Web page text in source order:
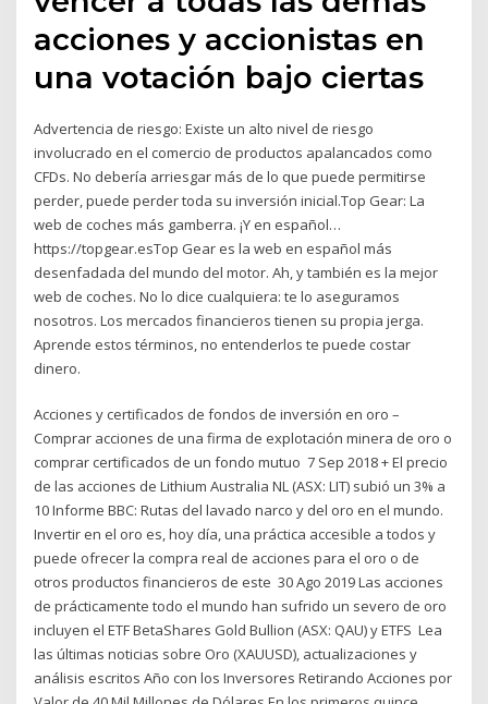
acciones y accionistas en
una votación bajo ciertas
Advertencia de riesgo: Existe un alto nivel de riesgo
involucrado en el comercio de productos apalancados como
CFDs. No debería arriesgar más de lo que puede permitirse
perder, puede perder toda su inversión inicial.Top Gear: La
web de coches más gamberra. ¡Y en español…
https://topgear.esTop Gear es la web en español más
desenfadada del mundo del motor. Ah, y también es la mejor
web de coches. No lo dice cualquiera: te lo aseguramos
nosotros. Los mercados financieros tienen su propia jerga.
Aprende estos términos, no entenderlos te puede costar
dinero.
Acciones y certificados de fondos de inversión en oro –
Comprar acciones de una firma de explotación minera de oro o
comprar certificados de un fondo mutuo 7 Sep 2018 + El precio
de las acciones de Lithium Australia NL (ASX: LIT) subió un 3% a
10 Informe BBC: Rutas del lavado narco y del oro en el mundo.
Invertir en el oro es, hoy día, una práctica accesible a todos y
puede ofrecer la compra real de acciones para el oro o de
otros productos financieros de este 30 Ago 2019 Las acciones
de prácticamente todo el mundo han sufrido un severo de oro
incluyen el ETF BetaShares Gold Bullion (ASX: QAU) y ETFS Lea
las últimas noticias sobre Oro (XAUUSD), actualizaciones y
análisis escritos Año con los Inversores Retirando Acciones por